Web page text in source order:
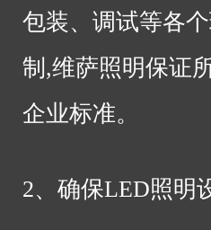
包装、调试等各
制,维萨照明保证
企业标准。
2、确保LED照明